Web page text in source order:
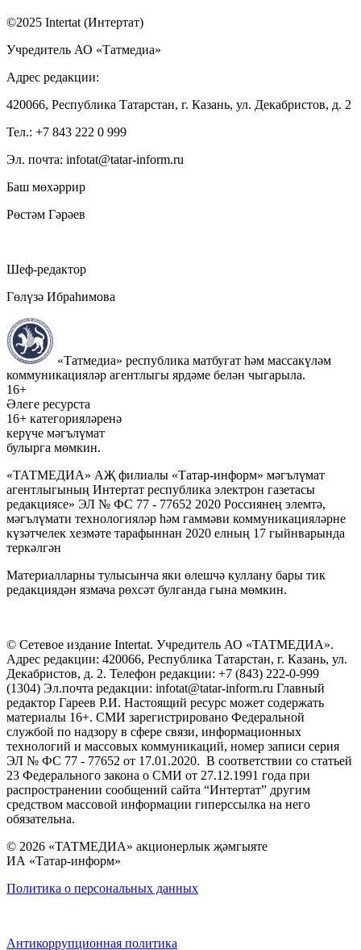
©2025 Intertat (Интертат)
Учредитель АО «Татмедиа»
Адрес редакции:
420066, Республика Татарстан, г. Казань, ул. Декабристов, д. 2
Тел.: +7 843 222 0 999
Эл. почта: infotat@tatar-inform.ru
Баш мөхәррир
Рөстәм Гәрәев
Шеф-редактор
Гөлүзә Ибраһимова
«Татмедиа» республика матбугат һәм массакүләм
коммуникацияләр агентлыгы ярдәме белән чыгарыла.
16+
Әлеге ресурста
16+ категорияләренә
керүче мәгълүмат
булырга мөмкин.
«ТАТМЕДИА» АҖ филиалы «Татар-информ» мәгълүмат
агентлыгының Интертат республика электрон газетасы
редакциясе» ЭЛ № ФС 77 - 77652 2020 Россиянең элемтә,
мәгълүмати технологияләр һәм гаммәви коммуникацияләрне
күзәтчелек хезмәте тарафыннан 2020 елның 17 гыйнварында
теркәлгән
Материалларны тулысынча яки өлешчә куллану бары тик
редакциядән язмача рөхсәт булганда гына мөмкин.
© Сетевое издание Intertat. Учредитель АО «ТАТМЕДИА».
Адрес редакции: 420066, Республика Татарстан, г. Казань, ул.
Декабристов, д. 2. Телефон редакции: +7 (843) 222-0-999
(1304) Эл.почта редакции: infotat@tatar-inform.ru Главный
редактор Гареев Р.И. Настоящий ресурс может содержать
материалы 16+. СМИ зарегистрировано Федеральной
службой по надзору в сфере связи, информационных
технологий и массовых коммуникаций, номер записи серия
ЭЛ № ФС 77 - 77652 от 17.01.2020. В соответствии со статьей
23 Федерального закона о СМИ от 27.12.1991 года при
распространении сообщений сайта “Интертат” другим
средством массовой информации гиперссылка на него
обязательна.
© 2026 «ТАТМЕДИА» акционерлык җәмгыяте
ИА «Татар-информ»
Политика о персональных данных
Антикоррупционная политика